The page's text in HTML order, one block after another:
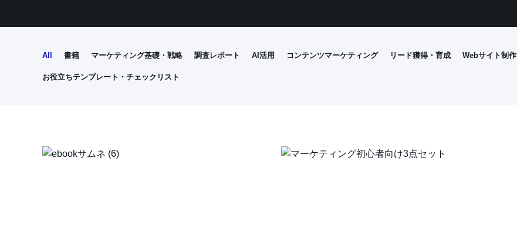
All 書籍 マーケティング基礎・戦略 調査レポート AI活用 コンテンツマーケティング リード獲得・育成 Webサイト制作
お役立ちテンプレート・チェックリスト